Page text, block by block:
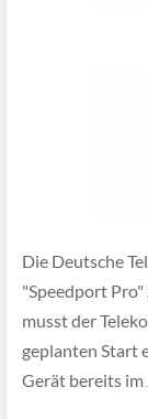
Die Deutsche
"Speedport
musst der
geplanten Start
Gerät bereits